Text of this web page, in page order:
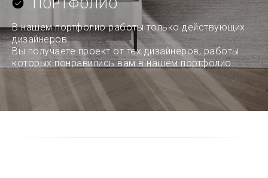
ПОРТФОЛИО
В нашем портфолио работы только действующих
дизайнеров.
Вы получаете проект от тех дизайнеров, работы
которых понравились вам в нашем портфолио.